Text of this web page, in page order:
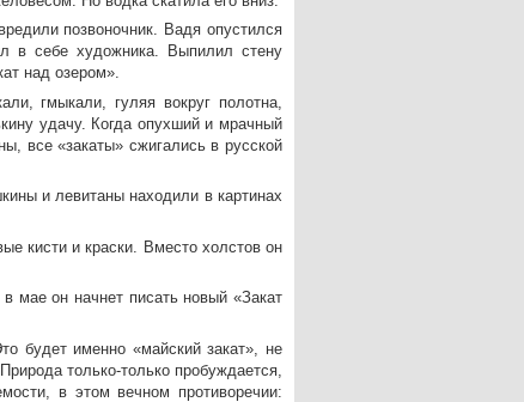
позвоночник. Вадя опустился
в себе художника. Выпилил стену
над озером».
гмыкали, гуляя вокруг полотна,
удачу. Когда опухший и мрачный
все «закаты» сжигались в русской
и левитаны находили в картинах
кисти и краски. Вместо холстов он
мае он начнет писать новый «Закат
будет именно «майский закат», не
только-только пробуждается,
в этом вечном противоречии: